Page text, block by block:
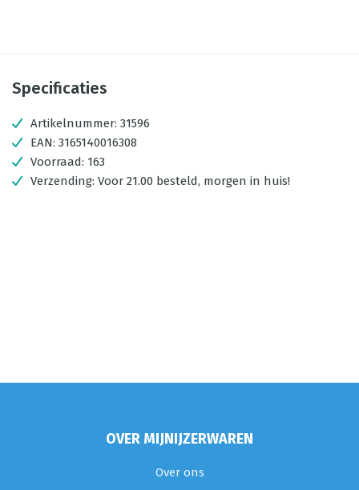
Specificaties
Artikelnummer: 31596
EAN: 3165140016308
Voorraad: 163
Verzending: Voor 21.00 besteld, morgen in huis!
OVER MIJNIJZERWAREN
Over ons